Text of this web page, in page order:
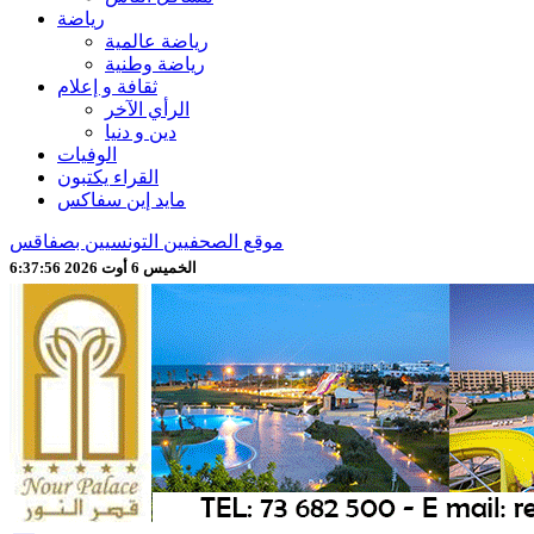
رياضة
رياضة عالمية
رياضة وطنية
ثقافة و إعلام
الرأي الآخر
دين و دنيا
الوفيات
القراء يكتبون
مايد إين سفاكس
موقع الصحفيين التونسيين بصفاقس
الخميس 6 أوت 2026 6:37:58